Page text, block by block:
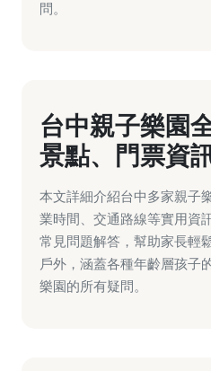
問。
台中親子樂園
景點、門票資
本文詳細介紹台中多家親子
業時間、交通路線等實用資
常見問題解答，幫助家長輕
戶外，涵蓋各種年齡層孩子
樂園的所有疑問。